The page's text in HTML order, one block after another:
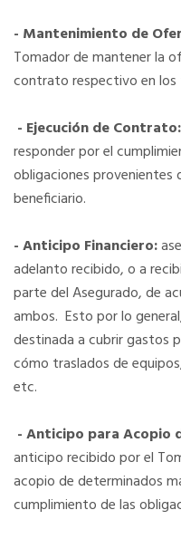
- Mantenimiento de
Tomador de mantener la
contrato respectivo en
- Ejecución de Contrato:
responder por el
obligaciones
beneficiario.
- Anticipo Financiero:
adelanto recibido, o a
parte del Asegurado, de
ambos. Esto por lo
destinada a cubrir gastos
cómo traslados de
etc.
- Anticipo para Acopio
anticipo recibido por el
acopio de determinados
cumplimiento de las